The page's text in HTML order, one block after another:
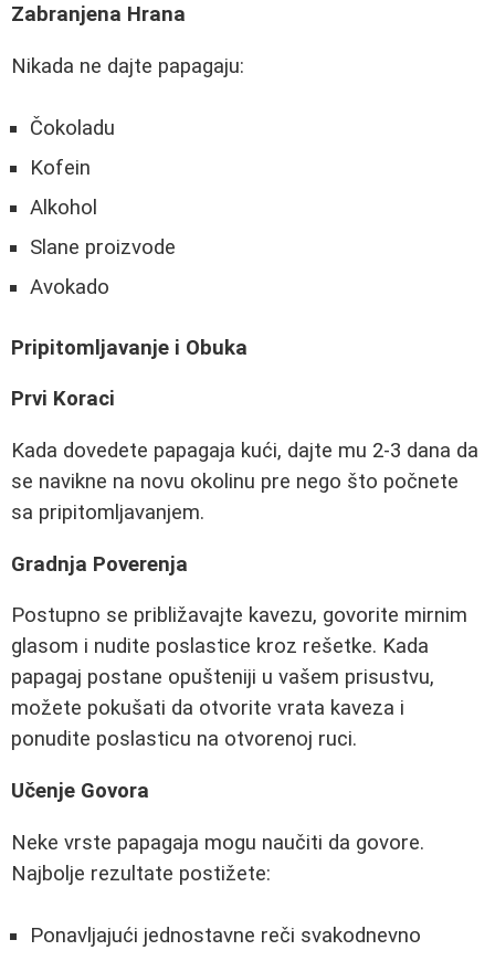
Zabranjena Hrana
Nikada ne dajte papagaju:
Čokoladu
Kofein
Alkohol
Slane proizvode
Avokado
Pripitomljavanje i Obuka
Prvi Koraci
Kada dovedete papagaja kući, dajte mu 2-3 dana da
se navikne na novu okolinu pre nego što počnete
sa pripitomljavanjem.
Gradnja Poverenja
Postupno se približavajte kavezu, govorite mirnim
glasom i nudite poslastice kroz rešetke. Kada
papagaj postane opušteniji u vašem prisustvu,
možete pokušati da otvorite vrata kaveza i
ponudite poslasticu na otvorenoj ruci.
Učenje Govora
Neke vrste papagaja mogu naučiti da govore.
Najbolje rezultate postižete:
Ponavljajući jednostavne reči svakodnevno